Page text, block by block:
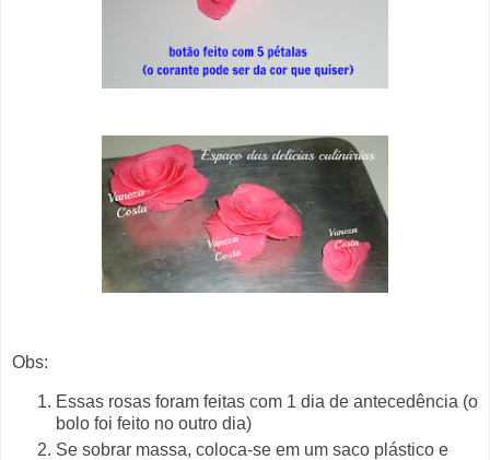
Obs:
Essas rosas foram feitas com 1 dia de antecedência (o
bolo foi feito no outro dia)
Se sobrar massa, coloca-se em um saco plástico e